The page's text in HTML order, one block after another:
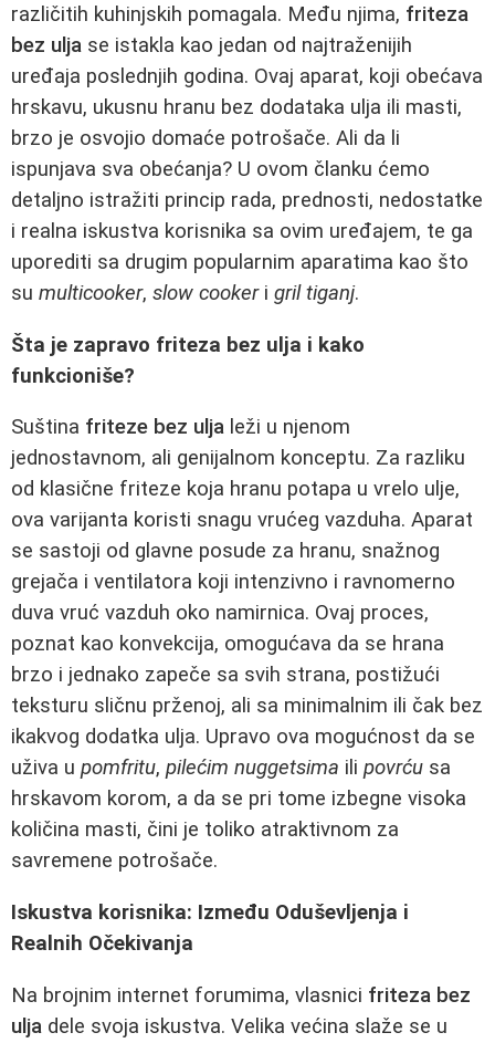
različitih kuhinjskih pomagala. Među njima, friteza
bez ulja se istakla kao jedan od najtraženijih
uređaja poslednjih godina. Ovaj aparat, koji obećava
hrskavu, ukusnu hranu bez dodataka ulja ili masti,
brzo je osvojio domaće potrošače. Ali da li
ispunjava sva obećanja? U ovom članku ćemo
detaljno istražiti princip rada, prednosti, nedostatke
i realna iskustva korisnika sa ovim uređajem, te ga
uporediti sa drugim popularnim aparatima kao što
su multicooker, slow cookeri gril tiganj.
Šta je zapravo friteza bez ulja i kako
funkcioniše?
Suština friteze bez ulja leži u njenom
jednostavnom, ali genijalnom konceptu. Za razliku
od klasične friteze koja hranu potapa u vrelo ulje,
ova varijanta koristi snagu vrućeg vazduha. Aparat
se sastoji od glavne posude za hranu, snažnog
grejača i ventilatora koji intenzivno i ravnomerno
duva vruć vazduh oko namirnica. Ovaj proces,
poznat kao konvekcija, omogućava da se hrana
brzo i jednako zapeče sa svih strana, postižući
teksturu sličnu prženoj, ali sa minimalnim ili čak bez
ikakvog dodatka ulja. Upravo ova mogućnost da se
uživa u pomfritu, pilećim nuggetsima ili povrću sa
hrskavom korom, a da se pri tome izbegne visoka
količina masti, čini je toliko atraktivnom za
savremene potrošače.
Iskustva korisnika: Između Oduševljenja i
Realnih Očekivanja
Na brojnim internet forumima, vlasnici friteza bez
ulja dele svoja iskustva. Velika većina slaže se u